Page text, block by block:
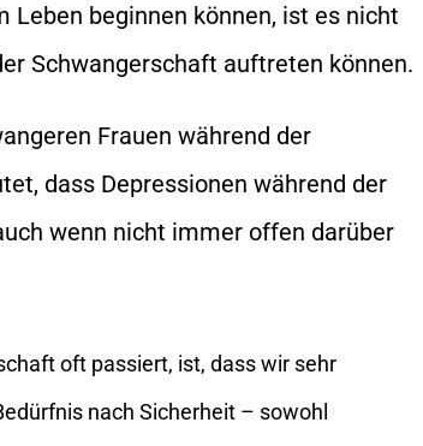
Leben beginnen können, ist es nicht
Schwangerschaft auftreten können.
Frauen während der
dass Depressionen während der
wenn nicht immer offen darüber
oft passiert, ist, dass wir sehr
nach Sicherheit – sowohl